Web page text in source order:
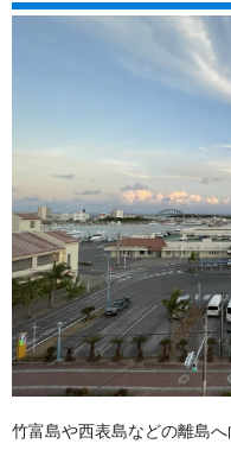
竹富島や西表島などの離島